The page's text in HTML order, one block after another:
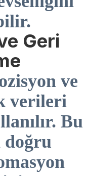
Geri
ve
verileri
Bu
doğru